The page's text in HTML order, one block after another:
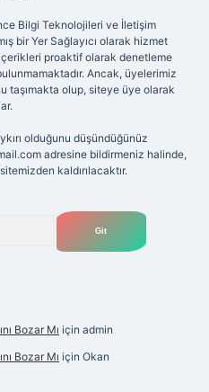
Bilgi Teknolojileri ve İletişim
bir Yer Sağlayıcı olarak hizmet
proaktif olarak denetleme
Ancak, üyelerimiz
taşımakta olup, siteye üye olarak
olduğunu düşündüğünüz
adresine bildirmeniz halinde,
kaldırılacaktır.
Bozar Mı için admin
Bozar Mı için Okan